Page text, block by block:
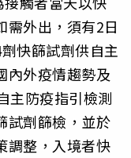
需外出，須有2日
快篩試劑供自主
內外疫情趨勢及
主防疫指引檢測
試劑篩檢，並於
調整，入境者快